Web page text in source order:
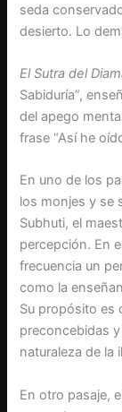
seda
desierto. Lo
El Sutra del
Sabiduría”,
del apego
frase “Así he
En uno de los
los monjes y se
Subhuti, el
percepción. En
frecuencia un
como la
Su propósito es
preconcebidas
naturaleza de la
En otro pasaje,